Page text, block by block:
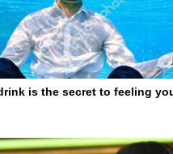
is the secret to feeling